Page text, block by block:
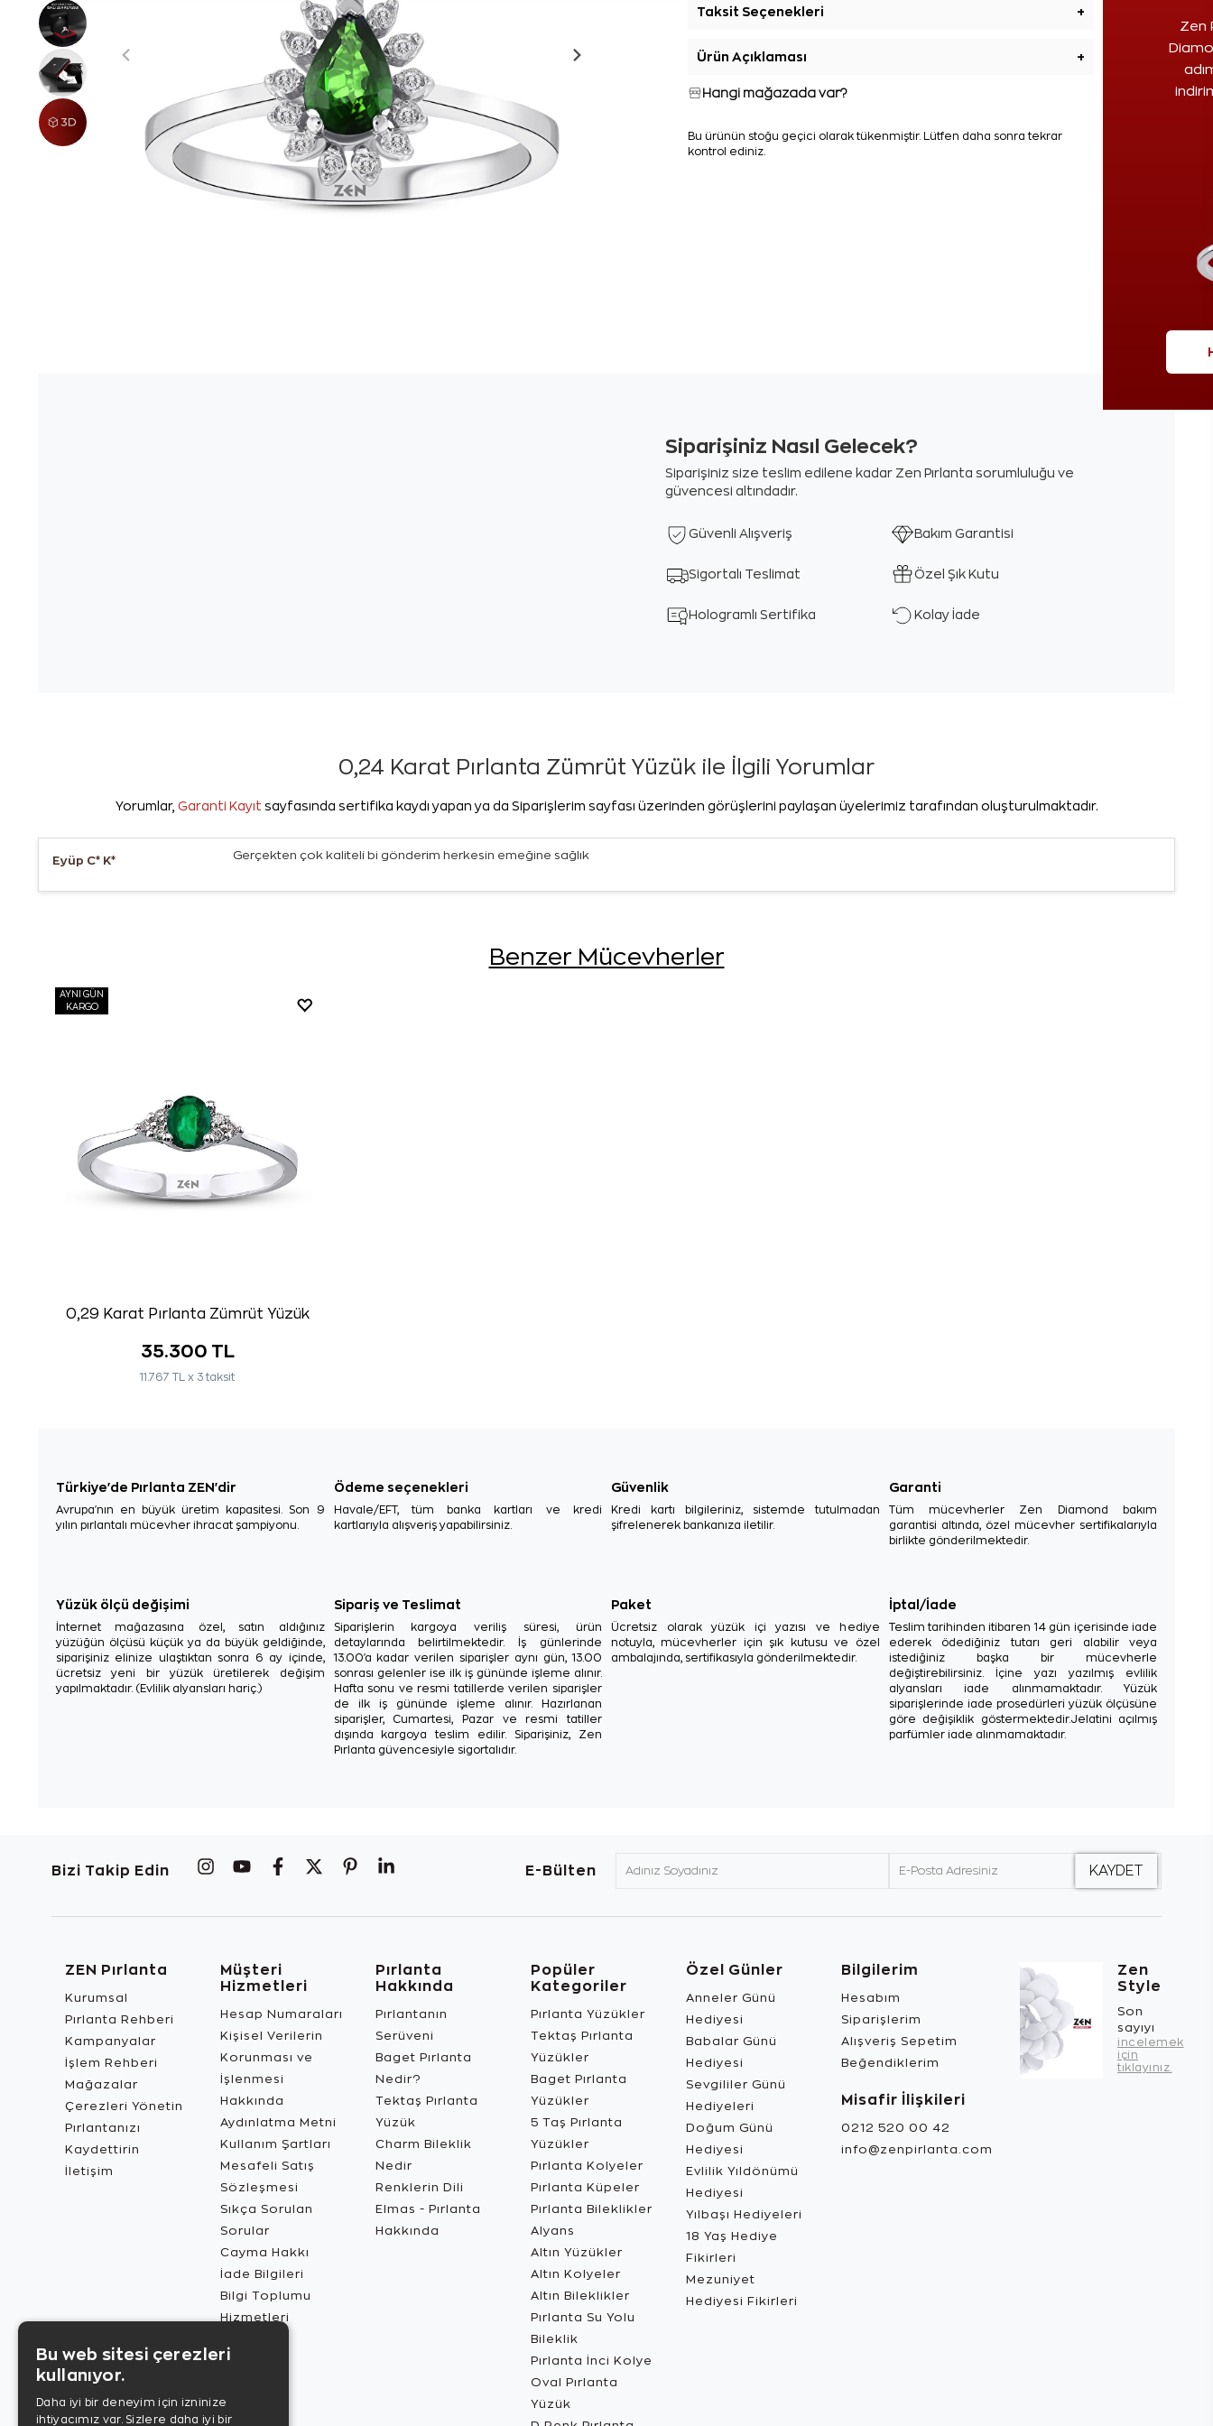
Zen
Taksit Seçenekleri +
Ürün Açıklaması +
Hangi mağazada var?
Bu ürünün stoğu geçici olarak tükenmiştir. Lütfen daha sonra tekrar
kontrol ediniz.
Siparişiniz Nasıl Gelecek?
Siparişiniz size teslim edilene kadar Zen Pırlanta sorumluluğu ve
güvencesi altındadır.
Güvenli Alışveriş Bakım Garantisi
Sigortalı Teslimat Özel Şık Kutu
Hologramlı Sertifika Kolay İade
0,24 Karat Pırlanta Zümrüt Yüzük ile İlgili Yorumlar
Yorumlar, Garanti Kayıt sayfasında sertifika kaydı yapan ya da Siparişlerim sayfası üzerinden görüşlerini paylaşan üyelerimiz tarafından oluşturulmaktadır.
Eyüp C* K* Gerçekten çok kaliteli bi gönderim herkesin emeğine sağlık
Benzer Mücevherler
AYNI GÜN
KARGO
0,29 Karat Pırlanta Zümrüt Yüzük
35.300 TL
11.767 TL x 3 taksit
Türkiye'de Pırlanta ZEN'dir
Avrupa'nın en büyük üretim kapasitesi. Son 9
yılın pırlantalı mücevher ihracat şampiyonu.
Ödeme seçenekleri
Havale/EFT, tüm banka kartları ve kredi
kartlarıyla alışveriş yapabilirsiniz.
Güvenlik
Kredi kartı bilgileriniz, sistemde tutulmadan
şifrelenerek bankanıza iletilir.
Garanti
Tüm mücevherler Zen Diamond bakım
garantisi altında, özel mücevher sertifikalarıyla
birlikte gönderilmektedir.
Yüzük ölçü değişimi
İnternet mağazasına özel, satın aldığınız
yüzüğün ölçüsü küçük ya da büyük geldiğinde,
siparişiniz elinize ulaştıktan sonra 6 ay içinde,
ücretsiz yeni bir yüzük üretilerek değişim
yapılmaktadır. (Evlilik alyansları hariç.)
Sipariş ve Teslimat
Siparişlerin kargoya veriliş süresi, ürün
detaylarında belirtilmektedir. İş günlerinde
13.00'a kadar verilen siparişler aynı gün, 13.00
sonrası gelenler ise ilk iş gününde işleme alınır.
Hafta sonu ve resmi tatillerde verilen siparişler
de ilk iş gününde işleme alınır. Hazırlanan
siparişler, Cumartesi, Pazar ve resmi tatiller
dışında kargoya teslim edilir. Siparişiniz, Zen
Pırlanta güvencesiyle sigortalıdır.
Paket
Ücretsiz olarak yüzük içi yazısı ve hediye
notuyla, mücevherler için şık kutusu ve özel
ambalajında, sertifikasıyla gönderilmektedir.
İptal/İade
Teslim tarihinden itibaren 14 gün içerisinde iade
ederek ödediğiniz tutarı geri alabilir veya
istediğiniz başka bir mücevherle
değiştirebilirsiniz. İçine yazı yazılmış evlilik
alyansları iade alınmamaktadır. Yüzük
siparişlerinde iade prosedürleri yüzük ölçüsüne
göre değişiklik göstermektedir.Jelatini açılmış
parfümler iade alınmamaktadır.
Bizi Takip Edin E-Bülten
ZEN Pırlanta
Kurumsal
Pırlanta Rehberi
Kampanyalar
İşlem Rehberi
Mağazalar
Çerezleri Yönetin
Pırlantanızı
Kaydettirin
İletişim
Müşteri
Hizmetleri
Hesap Numaraları
Kişisel Verilerin
Korunması ve
İşlenmesi
Hakkında
Aydınlatma Metni
Kullanım Şartları
Mesafeli Satış
Sözleşmesi
Sıkça Sorulan
Sorular
Cayma Hakkı
İade Bilgileri
Bilgi Toplumu
Hizmetleri
Pırlanta
Hakkında
Pırlantanın
Serüveni
Baget Pırlanta
Nedir?
Tektaş Pırlanta
Yüzük
Charm Bileklik
Nedir
Renklerin Dili
Elmas - Pırlanta
Hakkında
Popüler
Kategoriler
Pırlanta Yüzükler
Tektaş Pırlanta
Yüzükler
Baget Pırlanta
Yüzükler
5 Taş Pırlanta
Yüzükler
Pırlanta Kolyeler
Pırlanta Küpeler
Pırlanta Bileklikler
Alyans
Altın Yüzükler
Altın Kolyeler
Altın Bileklikler
Pırlanta Su Yolu
Bileklik
Pırlanta İnci Kolye
Oval Pırlanta
Yüzük
Özel Günler
Anneler Günü
Hediyesi
Babalar Günü
Hediyesi
Sevgililer Günü
Hediyeleri
Doğum Günü
Hediyesi
Evlilik Yıldönümü
Hediyesi
Yılbaşı Hediyeleri
18 Yaş Hediye
Fikirleri
Mezuniyet
Hediyesi Fikirleri
Bilgilerim
Hesabım
Siparişlerim
Alışveriş Sepetim
Beğendiklerim
Misafir İlişkileri
0212 520 00 42
info@zenpirlanta.com
Zen
Style
Son
sayıyı
incelemek
için
tıklayınız.
Bu web sitesi çerezleri
kullanıyor.
Daha iyi bir deneyim için izninize
ihtiyacımız var. Sizlere daha iyi bir